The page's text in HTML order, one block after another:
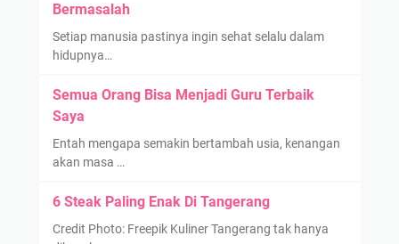
Bermasalah
Setiap manusia pastinya ingin sehat selalu dalam
hidupnya…
Semua Orang Bisa Menjadi Guru Terbaik
Saya
Entah mengapa semakin bertambah usia, kenangan
akan masa …
6 Steak Paling Enak Di Tangerang
Credit Photo: Freepik Kuliner Tangerang tak hanya